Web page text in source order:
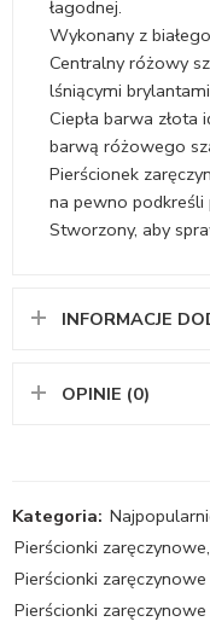
łagodnej.
Wykonany z
Centralny różowy
lśniącymi
Ciepła barwa
barwą różowego
Pierścionek
na pewno
Stworzony, aby
INFORMACJE
OPINIE (0)
Kategoria:
Pierścionki zaręczynowe,
Pierścionki
Pierścionki